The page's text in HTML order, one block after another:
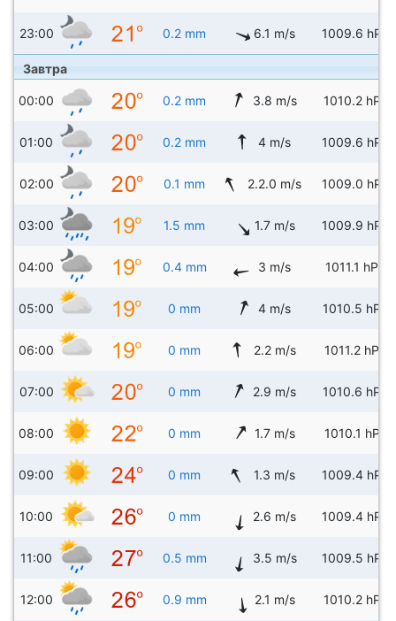
23:00 0.2 mm 6.1 m/s 1009.6 hPa
Завтра
00:00 0.2 mm 3.8 m/s 1010.2 hPa
01:00 0.2 mm 4 m/s 1009.6 hPa
02:00 0.1 mm 2.2.0 m/s 1009.0 hPa
03:00 1.5 mm 1.7 m/s 1009.9 hPa
04:00 0.4 mm 3 m/s 1011.1 hPa
05:00 0 mm 4 m/s 1010.5 hPa
06:00 0 mm 2.2 m/s 1011.2 hPa
07:00 0 mm 2.9 m/s 1010.6 hPa
08:00 0 mm 1.7 m/s 1010.1 hPa
09:00 0 mm 1.3 m/s 1009.4 hPa
10:00 0 mm 2.6 m/s 1009.4 hPa
11:00 0.5 mm 3.5 m/s 1009.5 hPa
12:00 0.9 mm 2.1 m/s 1010.2 hPa